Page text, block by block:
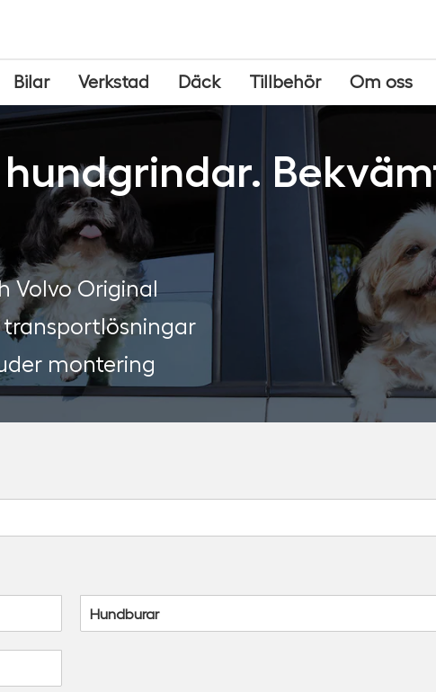
Bilar Verkstad Däck Tillbehör Om oss
Volvo Original
montering
Hundburar